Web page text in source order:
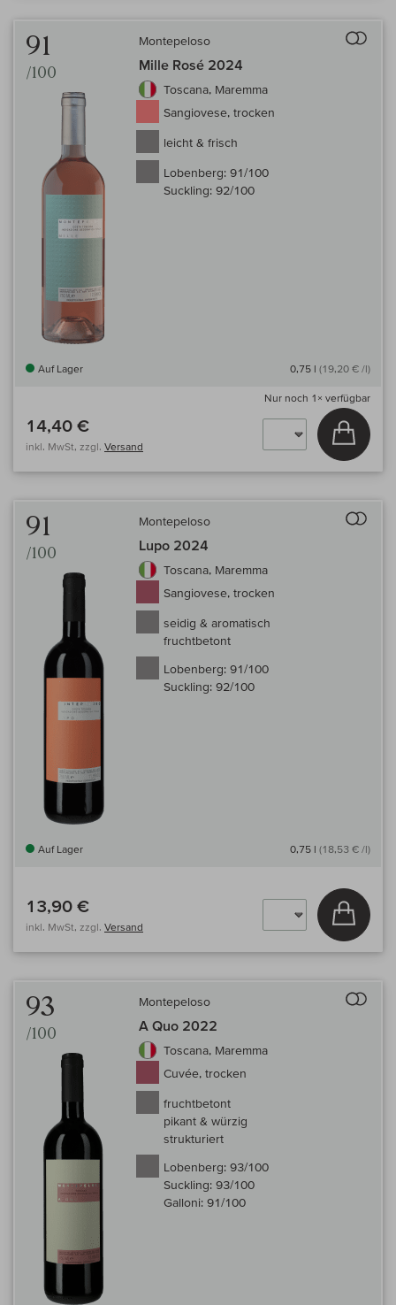
91
/100
Montepeloso
Mille Rosé 2024
Toscana, Maremma
Sangiovese, trocken
leicht & frisch
Lobenberg: 91/100
Suckling: 92/100
Auf Lager 0,75 l (19,20 € /l)
Nur noch 1× verfügbar
14,40 €
inkl. MwSt, zzgl. Versand
In
91
/100
Montepeloso
Lupo 2024
Toscana, Maremma
Sangiovese, trocken
seidig & aromatisch
fruchtbetont
Lobenberg: 91/100
Suckling: 92/100
Auf Lager 0,75 l (18,53 € /l)
13,90 €
inkl. MwSt, zzgl. Versand
In
93
/100
Montepeloso
A Quo 2022
Toscana, Maremma
Cuvée, trocken
fruchtbetont
pikant & würzig
strukturiert
Lobenberg: 93/100
Suckling: 93/100
Galloni: 91/100